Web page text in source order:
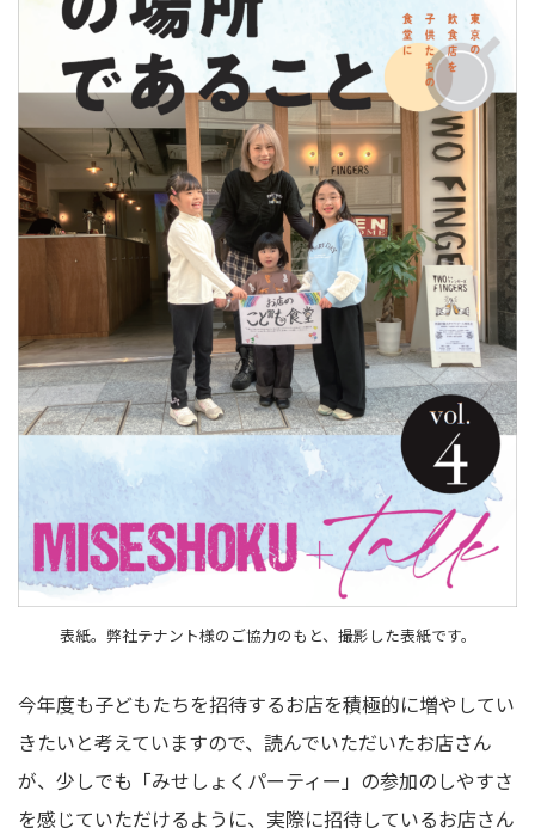
表紙。弊社テナント様のご協力のもと、撮影した表紙です。
今年度も子どもたちを招待するお店を積極的に増やしてい
きたいと考えていますので、読んでいただいたお店さん
が、少しでも「みせしょくパーティー」の参加のしやすさ
を感じていただけるように、実際に招待しているお店さん